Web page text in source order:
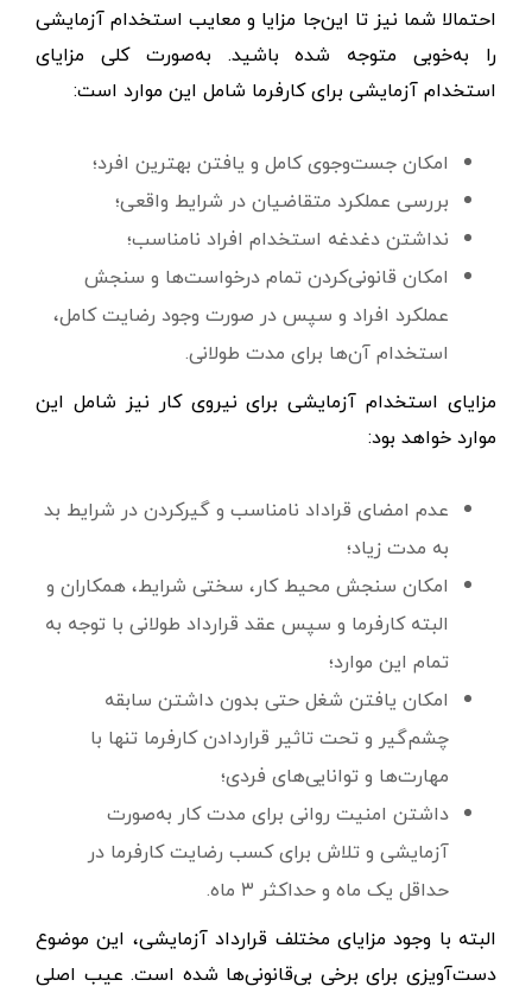
احتمالا شما نیز تا این‌جا مزایا و معایب استخدام آزمایشی
را به‌خوبی متوجه شده باشید. به‌صورت کلی مزایای
استخدام آزمایشی برای کارفرما شامل این موارد است:
امکان جست‌وجوی کامل و یافتن بهترین افرد؛
بررسی عملکرد متقاضیان در شرایط واقعی؛
نداشتن دغدغه استخدام افراد نامناسب؛
امکان قانونی‌کردن تمام درخواست‌ها و سنجش
عملکرد افراد و سپس در صورت وجود رضایت کامل،
استخدام آن‌ها برای مدت طولانی.
مزایای استخدام آزمایشی برای نیروی کار نیز شامل این
موارد خواهد بود:
عدم امضای قراداد نامناسب و گیرکردن در شرایط بد
به مدت زیاد؛
امکان سنجش محیط کار، سختی شرایط، همکاران و
البته کارفرما و سپس عقد قرارداد طولانی با توجه به
تمام این موارد؛
امکان یافتن شغل حتی بدون داشتن سابقه
چشم‌گیر و تحت تاثیر قراردادن کارفرما تنها با
مهارت‌ها و توانایی‌های فردی؛
داشتن امنیت روانی برای مدت کار به‌صورت
آزمایشی و تلاش برای کسب رضایت کارفرما در
حداقل یک ماه و حداکثر ۳ ماه.
البته با وجود مزایای مختلف قرارداد آزمایشی، این موضوع
دست‌آویزی برای برخی بی‌قانونی‌ها شده است. عیب اصلی